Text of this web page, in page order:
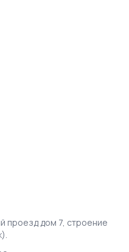
проезд дом 7, строение